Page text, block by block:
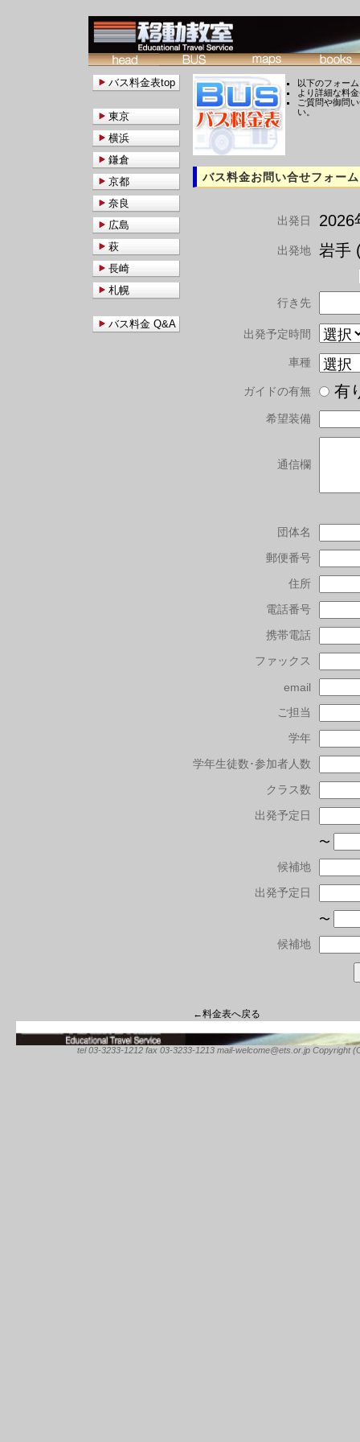
以下のフォー
より詳細な料
ご質問や御問
い。
バス料金お問い合せフォーム
出発日 2026
出発地 岩手
行き先
出発予定時間
車種
ガイドの有無
希望装備
通信欄
団体名
郵便番号
住所
電話番号
携帯電話
ファックス
email
ご担当
学年
学年生徒数･参加者人数
クラス数
出発予定日
〜
候補地
出発予定日
〜
候補地
←料金表へ戻る
バス料金表top
東京
横浜
鎌倉
京都
奈良
広島
萩
長崎
札幌
バス料金 Q&A
tel 03-3233-1212 fax 03-3233-1213 mail-welcome@ets.or.jp Copyright